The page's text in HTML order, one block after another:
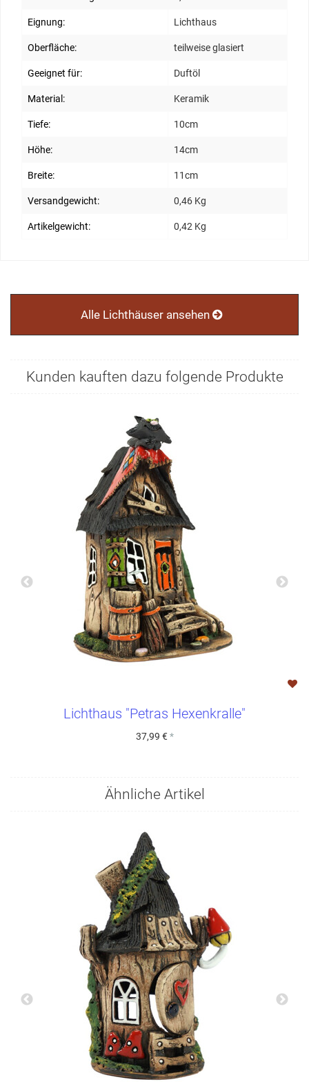
Eignung: Lichthaus
Oberfläche: teilweise glasiert
Geeignet für: Duftöl
Material: Keramik
Tiefe: 10cm
Höhe: 14cm
Breite: 11cm
Versandgewicht: 0,46 Kg
Artikelgewicht: 0,42 Kg
Alle Lichthäuser ansehen
Kunden kauften dazu folgende Produkte
Lichthaus "Petras Hexenkralle"
37,99 € *
Ähnliche Artikel